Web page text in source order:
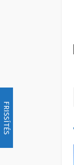
FRISSÍTÉS